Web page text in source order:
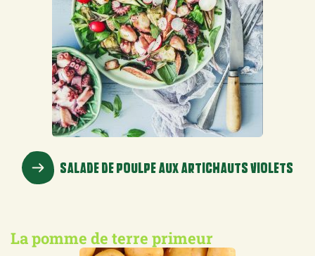
SALADE DE POULPE AUX ARTICHAUTS VIOLETS
La pomme de terre primeur